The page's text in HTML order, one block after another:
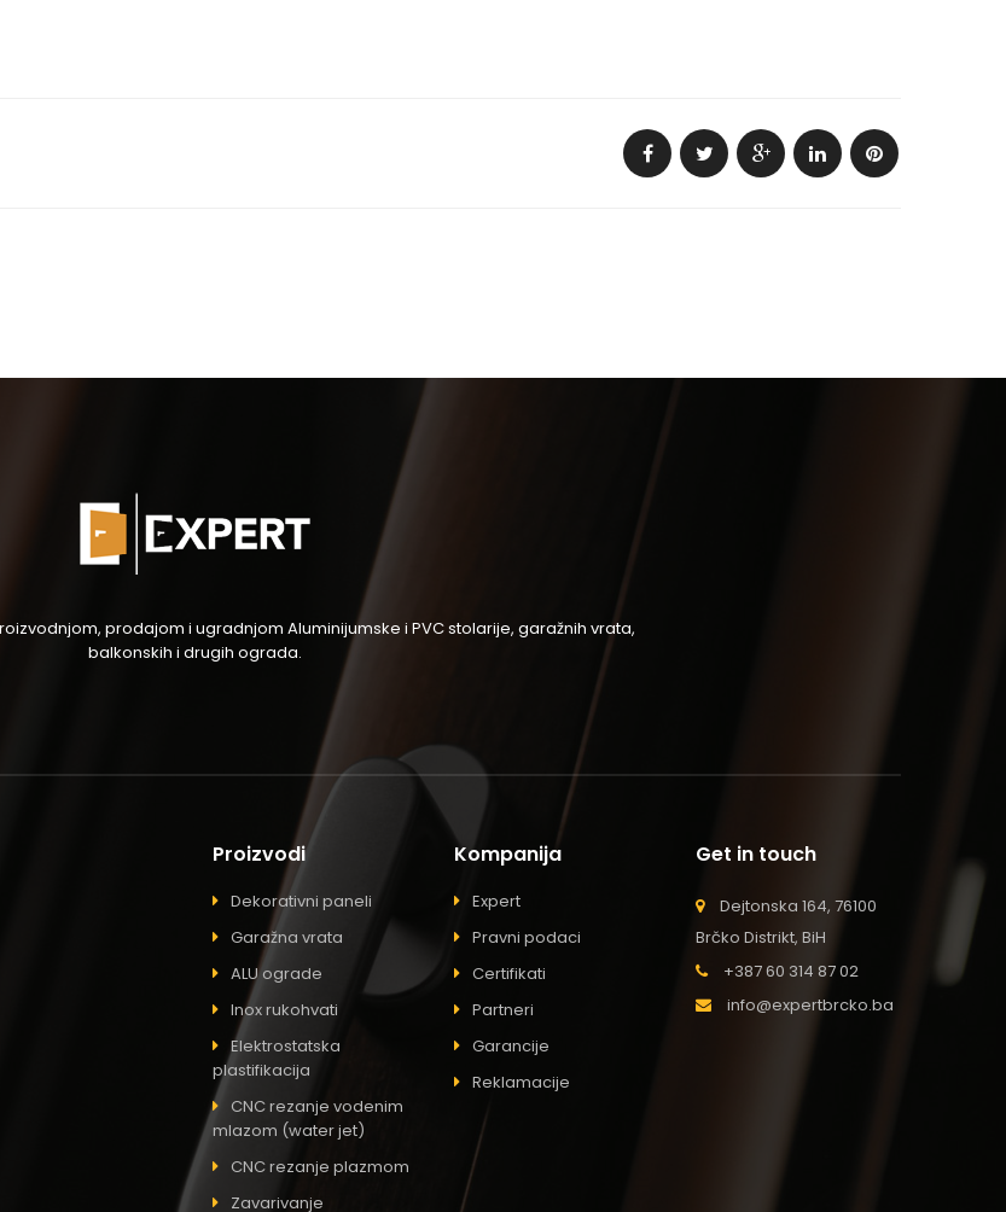
prodajom i ugradnjom Aluminijumske i PVC stolarije, garažnih vrata,
balkonskih i drugih ograda.
Proizvodi
Dekorativni paneli
Garažna vrata
ALU ograde
Inox rukohvati
Elektrostatska
plastifikacija
CNC rezanje vodenim
mlazom (water jet)
CNC rezanje plazmom
Zavarivanje
Kompanija
Expert
Pravni podaci
Certifikati
Partneri
Garancije
Reklamacije
Get in touch
Dejtonska 164, 76100
Brčko Distrikt, BiH
+387 60 314 87 02
info@expertbrcko.ba